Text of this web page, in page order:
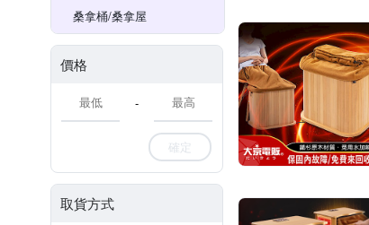
桑拿桶/桑拿屋
價格
-
確定
取貨方式